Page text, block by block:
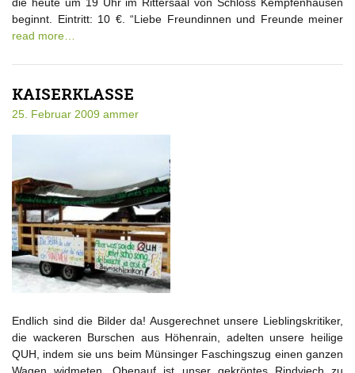
die heute um 19 Uhr im Rittersaal von Schloss Kempfenhausen
beginnt. Eintritt: 10 €. “Liebe Freundinnen und Freunde meiner
read more…
KAISERKLASSE
25. Februar 2009 ammer
Endlich sind die Bilder da! Ausgerechnet unsere Lieblingskritiker,
die wackeren Burschen aus Höhenrain, adelten unsere heilige
QUH, indem sie uns beim Münsinger Faschingszug einen ganzen